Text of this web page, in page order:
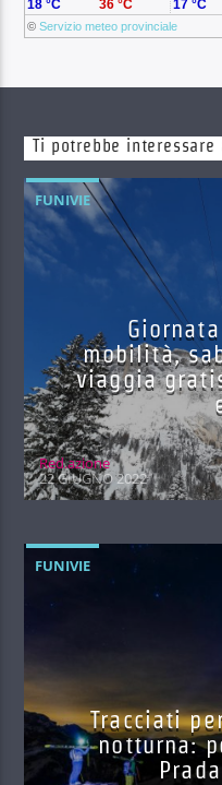
©Servizio meteo provinciale
18 °C 36 °C 17 °C
Ti potrebbe interessare
FUNIVIE
mobilità,
viaggia
Red.azione
22 GIUGNO 2022
FUNIVIE
Tracciati
notturna: